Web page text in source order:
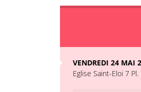
VENDREDI 24 MAI
Eglise Saint-Eloi 7